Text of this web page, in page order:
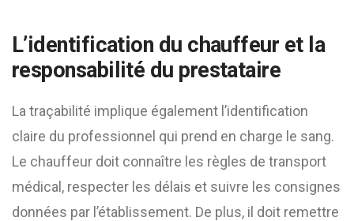
L’identification du chauffeur et la
responsabilité du prestataire
La traçabilité implique également l’identification
claire du professionnel qui prend en charge le sang.
Le chauffeur doit connaître les règles de transport
médical, respecter les délais et suivre les consignes
données par l’établissement. De plus, il doit remettre